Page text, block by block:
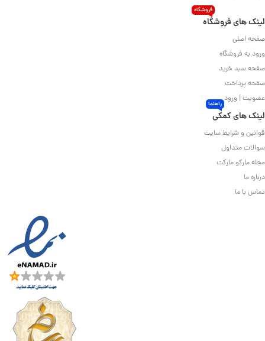
لینک های فروشگاه
فروشگاه
صفحه اصلی
ورود به فروشگاه
صفحه سبد خرید
صفحه پرداخت
عضویت | ورود
لینک های کمکی
راهنما
قوانین و شرایط سایت
سوالات متداول
مجله مارکو مارکت
درباره ما
تماس با ما